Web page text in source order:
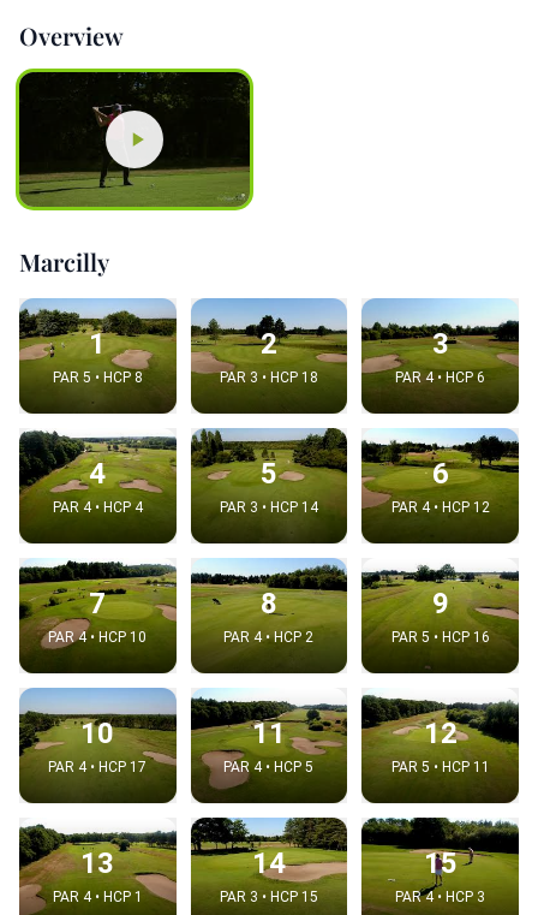
Overview
Marcilly
1
PAR 5 • HCP 8
2
PAR 3 • HCP 18
3
PAR 4 • HCP 6
4
PAR 4 • HCP 4
5
PAR 3 • HCP 14
6
PAR 4 • HCP 12
7
PAR 4 • HCP 10
8
PAR 4 • HCP 2
9
PAR 5 • HCP 16
10
PAR 4 • HCP 17
11
PAR 4 • HCP 5
12
PAR 5 • HCP 11
13
PAR 4 • HCP 1
14
PAR 3 • HCP 15
15
PAR 4 • HCP 3